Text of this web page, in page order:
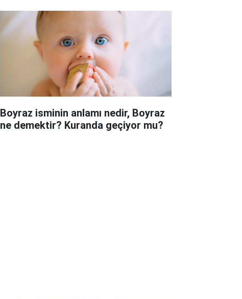
Boyraz isminin anlamı nedir, Boyraz
ne demektir? Kuranda geçiyor mu?